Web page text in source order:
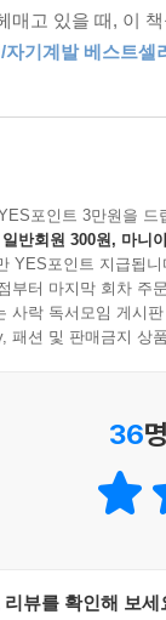
서 뒤처지고, 경
카피의 이면에
을 친근(Affinity)
드는 것. ]
있는 공식, 즉
피들은 모두 이
아 있는 카피 문
1위, 종합 30위 권
매고 있을 때, 이
기계발 베스트셀
포인트 3만원을 드
일반회원 300원, 마니
YES포인트 지급됩니
부터 마지막 회차 주
사락 독서모임 게시
패션 및 판매금지 상
36
리뷰를 확인해 보세